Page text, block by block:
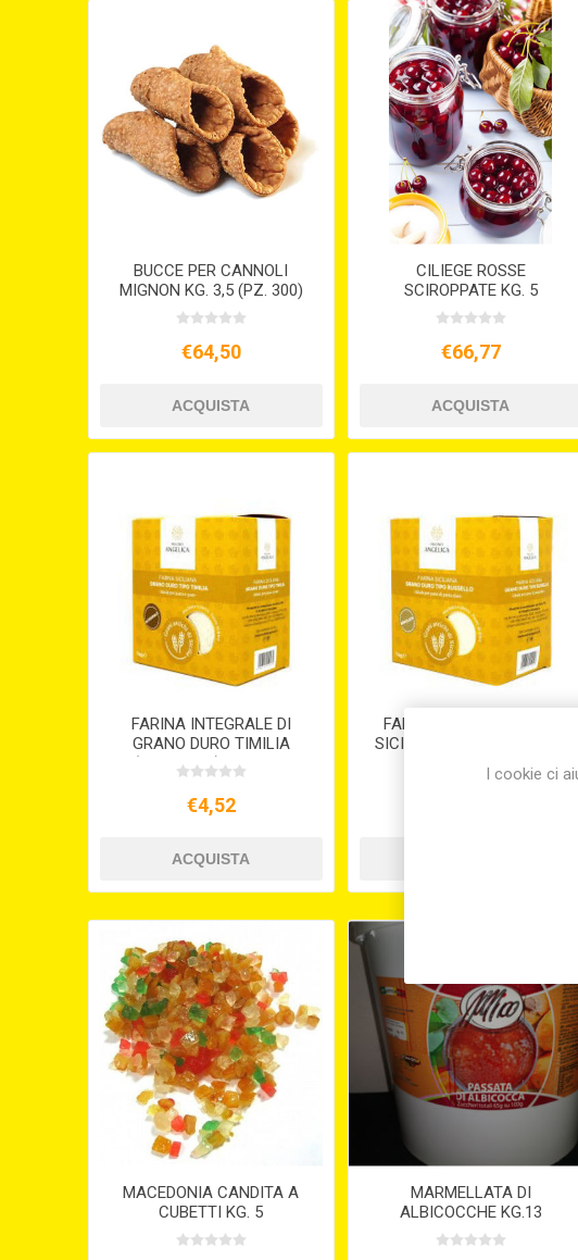
BUCCE PER CANNOLI
MIGNON KG. 3,5 (PZ. 300)
€64,50
CILIEGE ROSSE
SCIROPPATE KG. 5
€66,77
FARINA INTEGRALE DI
GRANO DURO TIMILIA
(TUMMINIA) KG.1 S/V
€4,52
FARINA DI GRANO DURO
SICILIANO RUSSELLO KG.1
MACEDONIA CANDITA A
CUBETTI KG. 5
MARMELLATA DI
ALBICOCCHE KG.13
I cookie ci